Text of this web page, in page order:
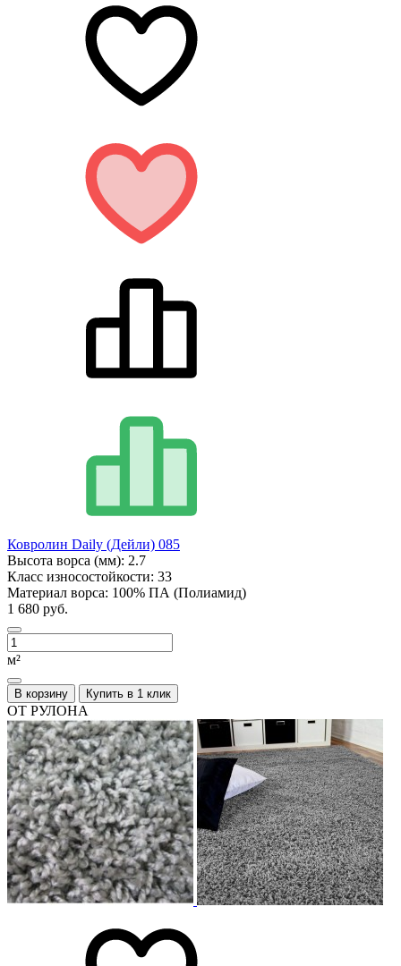
Ковролин Daily (Дейли) 085
Высота ворса (мм): 2.7
Класс износостойкости: 33
Материал ворса: 100% ПА (Полиамид)
1 680 руб.
м²
В корзину Купить в 1 клик
ОТ РУЛОНА